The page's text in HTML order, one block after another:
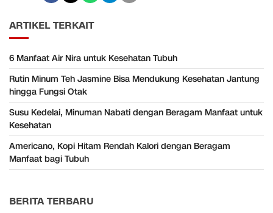
ARTIKEL TERKAIT
6 Manfaat Air Nira untuk Kesehatan Tubuh
Rutin Minum Teh Jasmine Bisa Mendukung Kesehatan Jantung
hingga Fungsi Otak
Susu Kedelai, Minuman Nabati dengan Beragam Manfaat untuk
Kesehatan
Americano, Kopi Hitam Rendah Kalori dengan Beragam
Manfaat bagi Tubuh
BERITA TERBARU